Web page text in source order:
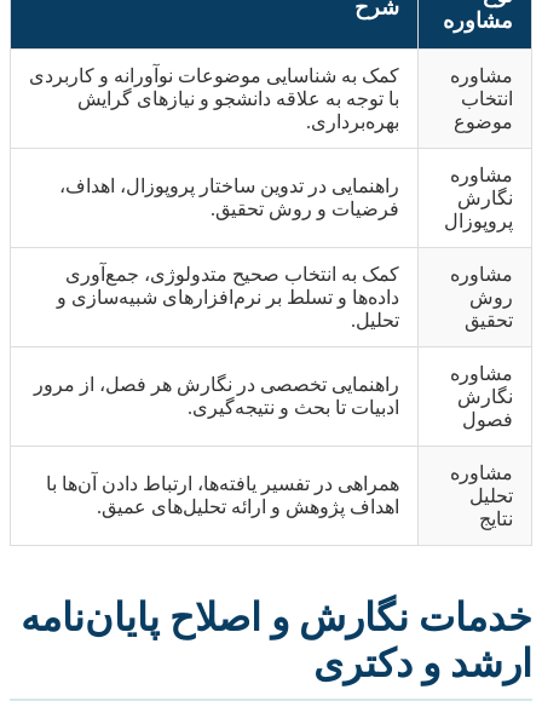
مشاوره
شرح
مشاوره
انتخاب
موضوع
کمک به شناسایی موضوعات نوآورانه و کاربردی
با توجه به علاقه دانشجو و نیازهای گرایش
بهره‌برداری.
مشاوره
نگارش
پروپوزال
راهنمایی در تدوین ساختار پروپوزال، اهداف،
فرضیات و روش تحقیق.
مشاوره
روش
تحقیق
کمک به انتخاب صحیح متدولوژی، جمع‌آوری
داده‌ها و تسلط بر نرم‌افزارهای شبیه‌سازی و
تحلیل.
مشاوره
نگارش
فصول
راهنمایی تخصصی در نگارش هر فصل، از مرور
ادبیات تا بحث و نتیجه‌گیری.
مشاوره
تحلیل
نتایج
همراهی در تفسیر یافته‌ها، ارتباط دادن آن‌ها با
اهداف پژوهش و ارائه تحلیل‌های عمیق.
خدمات نگارش و اصلاح پایان‌نامه
ارشد و دکتری